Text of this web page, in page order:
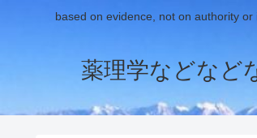
based on evidence, not on authority or
薬理学などなど